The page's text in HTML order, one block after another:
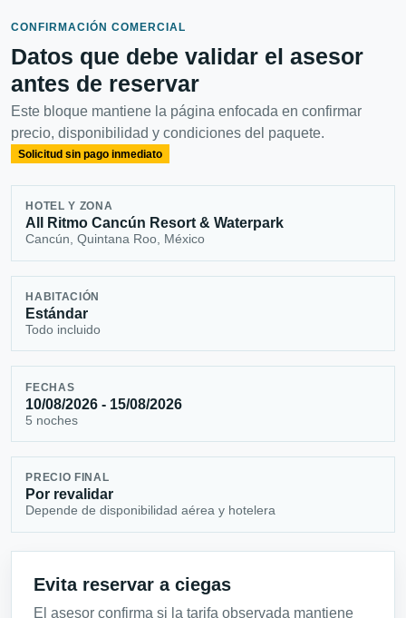
CONFIRMACIÓN COMERCIAL
Datos que debe validar el asesor
antes de reservar
Este bloque mantiene la página enfocada en confirmar
precio, disponibilidad y condiciones del paquete.
Solicitud sin pago inmediato
HOTEL Y ZONA
All Ritmo Cancún Resort & Waterpark
Cancún, Quintana Roo, México
HABITACIÓN
Estándar
Todo incluido
FECHAS
10/08/2026 - 15/08/2026
5 noches
PRECIO FINAL
Por revalidar
Depende de disponibilidad aérea y hotelera
Evita reservar a ciegas
El asesor confirma si la tarifa observada mantiene